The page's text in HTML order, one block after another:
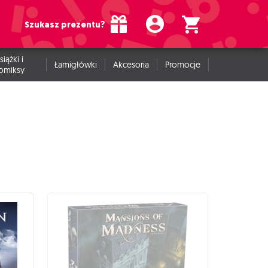
Szukasz prezentu?
i
Łamigłówki Akcesoria Promocje